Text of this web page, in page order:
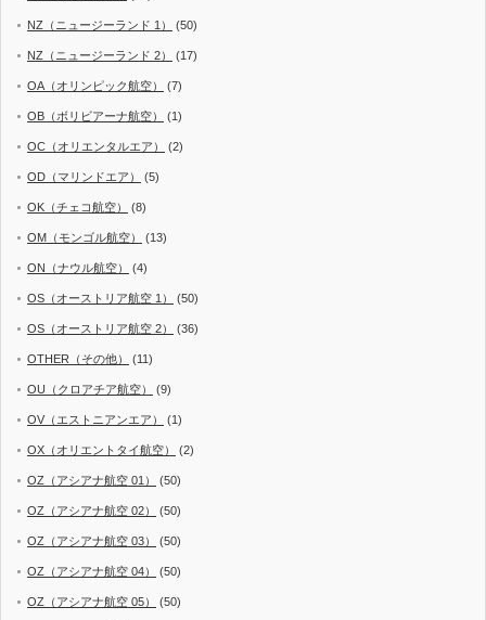
NZ（ニュージーランド 1） (50)
NZ（ニュージーランド 2） (17)
OA（オリンピック航空） (7)
OB（ボリビアーナ航空） (1)
OC（オリエンタルエア） (2)
OD（マリンドエア） (5)
OK（チェコ航空） (8)
OM（モンゴル航空） (13)
ON（ナウル航空） (4)
OS（オーストリア航空 1） (50)
OS（オーストリア航空 2） (36)
OTHER（その他） (11)
OU（クロアチア航空） (9)
OV（エストニアンエア） (1)
OX（オリエントタイ航空） (2)
OZ（アシアナ航空 01） (50)
OZ（アシアナ航空 02） (50)
OZ（アシアナ航空 03） (50)
OZ（アシアナ航空 04） (50)
OZ（アシアナ航空 05） (50)